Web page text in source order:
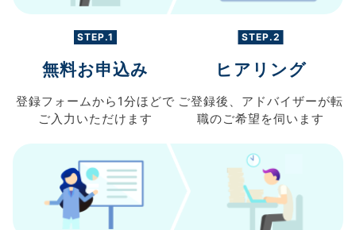
STEP.1
無料お申込み
登録フォームから 1分ほどで
ご入力 いただけます
STEP.2
ヒアリング
ご登録後、 アドバイザーが転
職のご希望を伺います